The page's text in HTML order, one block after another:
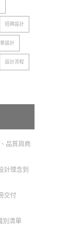
招牌設計
設計
設計流程
品質與商
計理念到
交付
別清單